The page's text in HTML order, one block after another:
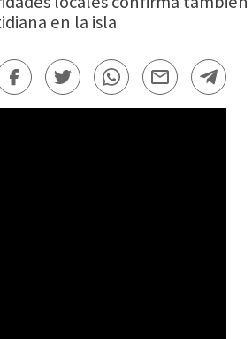
en la isla